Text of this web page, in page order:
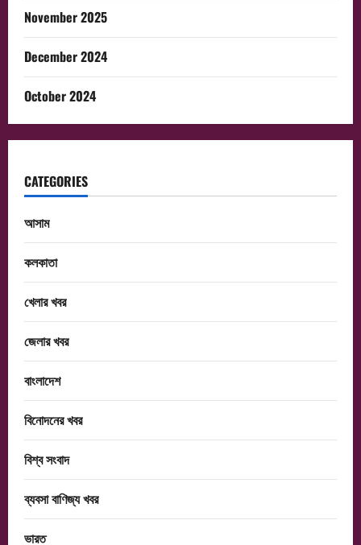
November 2025
December 2024
October 2024
CATEGORIES
আসাম
কলকাতা
খেলার খবর
জেলার খবর
বাংলাদেশ
বিনোদনের খবর
বিশ্ব সংবাদ
ব্যবসা বাণিজ্য খবর
ভারত